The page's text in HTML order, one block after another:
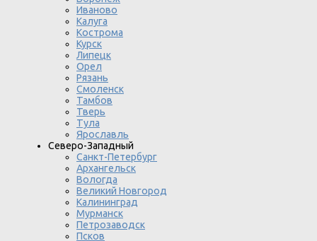
Иваново
Калуга
Кострома
Курск
Липецк
Орел
Рязань
Смоленск
Тамбов
Тверь
Тула
Ярославль
Северо-Западный
Санкт-Петербург
Архангельск
Вологда
Великий Новгород
Калининград
Мурманск
Петрозаводск
Псков